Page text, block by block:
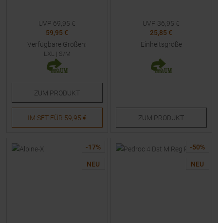
UVP 69,95 €
59,95 €
Verfügbare Größen:
LXL | S/M
ZUM PRODUKT
IM SET FÜR 59,95 €
UVP 36,95 €
25,85 €
Einheitsgröße
ZUM PRODUKT
-17%
NEU
-50%
NEU